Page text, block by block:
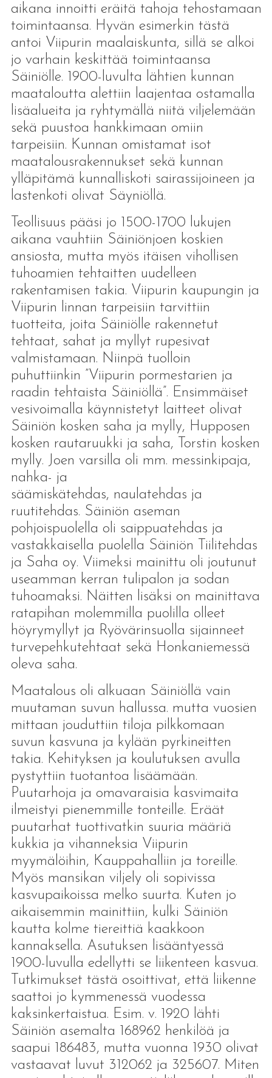
aikana innoitti eräitä tahoja tehostamaan
toimintaansa. Hyvän esimerkin tästä
antoi Viipurin maalaiskunta, sillä se alkoi
jo varhain keskittää toimintaansa
Säiniölle. 1900-luvulta lähtien kunnan
maataloutta alettiin laajentaa ostamalla
lisäalueita ja ryhtymällä niitä viljelemään
sekä puustoa hankkimaan omiin
tarpeisiin. Kunnan omistamat isot
maatalousrakennukset sekä kunnan
ylläpitämä kunnalliskoti sairassijoineen ja
lastenkoti olivat Säyniöllä.
Teollisuus pääsi jo 1500-1700 lukujen
aikana vauhtiin Säiniönjoen koskien
ansiosta, mutta myös itäisen vihollisen
tuhoamien tehtaitten uudelleen
rakentamisen takia. Viipurin kaupungin ja
Viipurin linnan tarpeisiin tarvittiin
tuotteita, joita Säiniölle rakennetut
tehtaat, sahat ja myllyt rupesivat
valmistamaan. Niinpä tuolloin
puhuttiinkin ”Viipurin pormestarien ja
raadin tehtaista Säiniöllä”. Ensimmäiset
vesivoimalla käynnistetyt laitteet olivat
Säiniön kosken saha ja mylly, Hupposen
kosken rautaruukki ja saha, Torstin kosken
mylly. Joen varsilla oli mm. messinkipaja,
nahka- ja
säämiskätehdas, naulatehdas ja
ruutitehdas. Säiniön aseman
pohjoispuolella oli saippuatehdas ja
vastakkaisella puolella Säiniön Tiilitehdas
ja Saha oy. Viimeksi mainittu oli joutunut
useamman kerran tulipalon ja sodan
tuhoamaksi. Näitten lisäksi on mainittava
ratapihan molemmilla puolilla olleet
höyrymyllyt ja Ryövärinsuolla sijainneet
turvepehkutehtaat sekä Honkaniemessä
oleva saha.
Maatalous oli alkuaan Säiniöllä vain
muutaman suvun hallussa. mutta vuosien
mittaan jouduttiin tiloja pilkkomaan
suvun kasvuna ja kylään pyrkineitten
takia. Kehityksen ja koulutuksen avulla
pystyttiin tuotantoa lisäämään.
Puutarhoja ja omavaraisia kasvimaita
ilmeistyi pienemmille tonteille. Eräät
puutarhat tuottivatkin suuria määriä
kukkia ja vihanneksia Viipurin
myymälöihin, Kauppahalliin ja toreille.
Myös mansikan viljely oli sopivissa
kasvupaikoissa melko suurta. Kuten jo
aikaisemmin mainittiin, kulki Säiniön
kautta kolme tiereittiä kaakkoon
kannaksella. Asutuksen lisääntyessä
1900-luvulla edellytti se liikenteen kasvua.
Tutkimukset tästä osoittivat, että liikenne
saattoi jo kymmenessä vuodessa
kaksinkertaistua. Esim. v. 1920 lähti
Säiniön asemalta 168962 henkilöä ja
saapui 186483, mutta vuonna 1930 olivat
vastaavat luvut 312062 ja 325607. Miten